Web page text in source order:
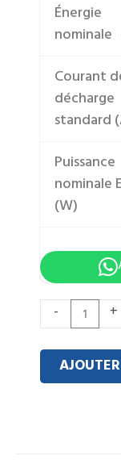
Énergie
nominale
Courant
décharge
standard
Puissance
nominale
(W)
-
quantité
de
High-
Volt
+